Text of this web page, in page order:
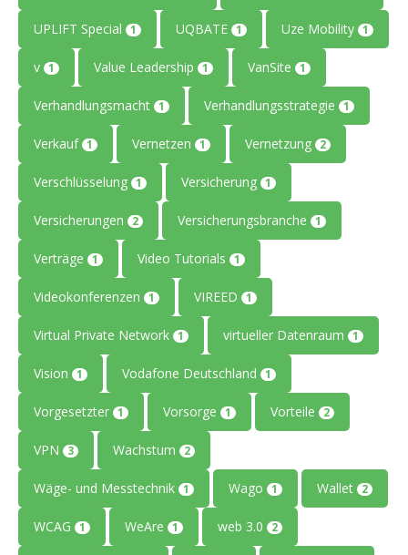
UPLIFT Special 1 UQBATE 1 Uze Mobility 1
v 1 Value Leadership 1 VanSite 1
Verhandlungsmacht 1 Verhandlungsstrategie 1
Verkauf 1 Vernetzen 1 Vernetzung 2
Verschlüsselung 1 Versicherung 1
Versicherungen 2 Versicherungsbranche 1
Verträge 1 Video Tutorials 1
Videokonferenzen 1 VIREED 1
Virtual Private Network 1 virtueller Datenraum 1
Vision 1 Vodafone Deutschland 1
Vorgesetzter 1 Vorsorge 1 Vorteile 2
VPN 3 Wachstum 2
Wäge- und Messtechnik 1 Wago 1 Wallet 2
WCAG 1 WeAre 1 web 3.0 2